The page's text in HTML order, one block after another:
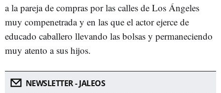
a la pareja de compras por las calles de Los Ángeles
muy compenetrada y en las que el actor ejerce de
educado caballero llevando las bolsas y permaneciendo
muy atento a sus hijos.
NEWSLETTER - JALEOS